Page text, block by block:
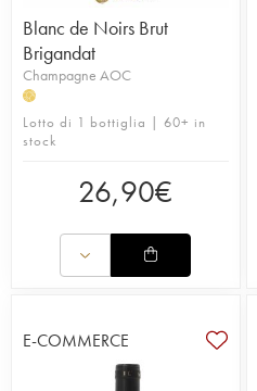
Blanc de Noirs Brut
Brigandat
Champagne AOC
H
Lotto di 1 bottiglia | 60+ in
stock
26,90€
E-COMMERCE